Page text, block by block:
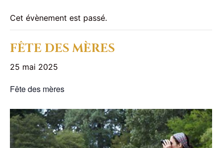
Cet évènement est passé.
FÊTE DES MÈRES
25 mai 2025
Fête des mères